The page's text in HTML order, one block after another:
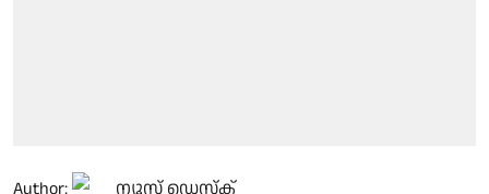
Author: ന്യൂസ് ഡെസ്ക്